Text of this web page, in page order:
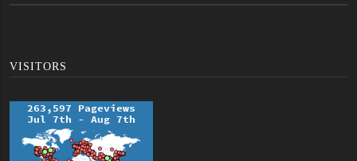
VISITORS